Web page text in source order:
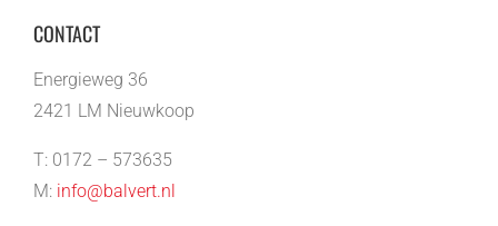
CONTACT
Energieweg 36
2421 LM Nieuwkoop
T: 0172 – 573635
M: info@balvert.nl